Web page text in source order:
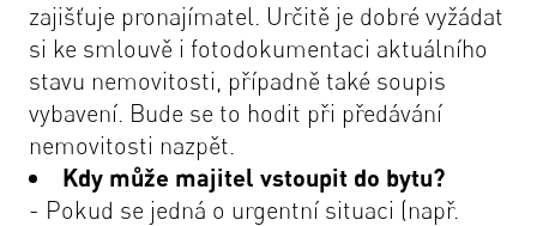
zajišťuje pronajímatel. Určitě je dobré vyžádat
si ke smlouvě i fotodokumentaci aktuálního
stavu nemovitosti, případně také soupis
vybavení. Bude se to hodit při předávání
nemovitosti nazpět.
Kdy může majitel vstoupit do bytu?
- Pokud se jedná o urgentní situaci (např.